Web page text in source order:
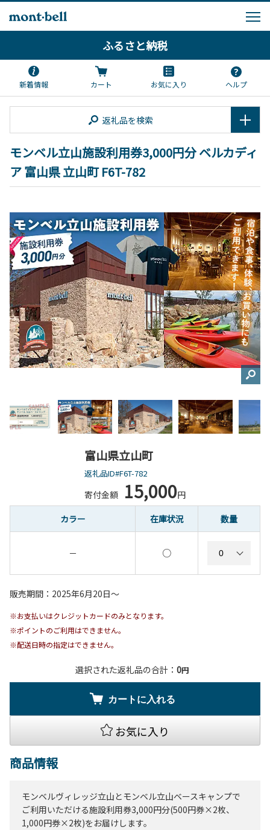
ふるさと納税
新着情報 カート お気に入り ヘルプ
返礼品を検索
モンベル立山施設利用券3,000円分 ベルカディ
ア 富山県 立山町 F6T-782
富山県立山町
返礼品ID#F6T-782
寄付金額 15,000円
カラー
在庫状況 数量
－ ○
販売期間：2025年6月20日〜
※お支払いはクレジットカードのみとなります。
※ポイントのご利用はできません。
※配送日時の指定はできません。
選択された返礼品の合計： 0円
カートに入れる
お気に入り
商品情報
モンベルヴィレッジ立山とモンベル立山ベースキャンプで
ご利用いただける施設利用券3,000円分(500円券×2枚、
1,000円券×2枚)をお届けします。